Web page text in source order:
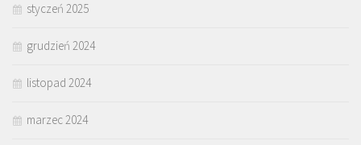
styczeń 2025
grudzień 2024
listopad 2024
marzec 2024